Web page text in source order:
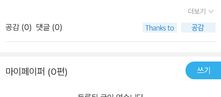
사온 앞집 이웃들을 훔쳐봤어요 그런데 밤이 되자 뭔가 이상한 일이
일어났어요!!​1 남편은 한가로이 텔리비젼을 보고있어요2 아내는 남편
엎에서 책을 읽어요3 갑자기 남편이 자리에서 일어나더니집안의 모
어요앞집에서는 대체 무슨 일이 벌어진 걸까요? 한참을 고민하던
딸램...'알고보니 부인이 사람이 아니라 책 읽어주는 로봇이 아닐
것처럼모든문제는두페이지로한눈에볼수있어요.문제도그리길지않고
그림도많이그려져있고컬러도블랙과포인트컬러로되어있어집중하면
^;;;;;전정답을말해주지는않고답이나올수있도록유도해주었어요.정답
을맞추고는본인이맞추었다며너무뿌듯해하더라구요. 정답은아니지
지 키울 수 있는 재미있고 똑똑한 추리 게임​ 난이도 별로 골라서 문제
를 해결 할 수 있어요.랑이는 아직 시작단계이고 어려서 1단계 위주로
해결하고 있답니다. 다양한 사건과 다양한 난이도그리고 사건마다
같은 느낌이 들어요.사건마다 2개에서 많게는 10개의 단서가 있지요.
더보기
공감 (0) 댓글 (0)
마이페이퍼 (0편) 쓰기